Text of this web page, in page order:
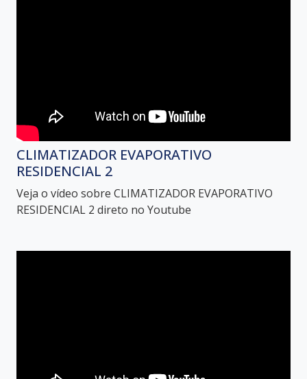
CLIMATIZADOR EVAPORATIVO
RESIDENCIAL 2
Veja o vídeo sobre CLIMATIZADOR EVAPORATIVO
RESIDENCIAL 2 direto no Youtube